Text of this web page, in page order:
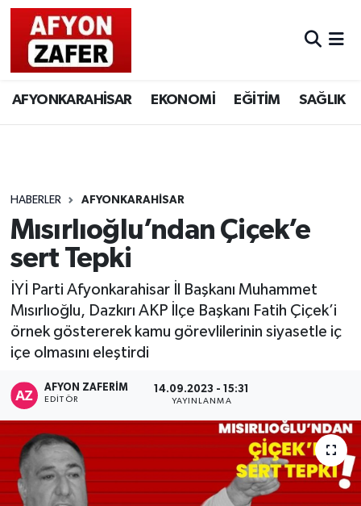
AFYONKARAHİSAR EKONOMİ EĞİTİM SAĞLIK
HABERLER AFYONKARAHİSAR
Mısırlıoğlu’ndan Çiçek’e
sert Tepki
İYİ Parti Afyonkarahisar İl Başkanı Muhammet
Mısırlıoğlu, Dazkırı AKP İlçe Başkanı Fatih Çiçek’i
örnek göstererek kamu görevlilerinin siyasetle iç
içe olmasını eleştirdi
AFYON ZAFERİM
EDITÖR
14.09.2023 - 15:31
YAYINLANMA